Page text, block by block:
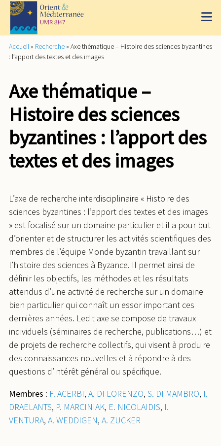
Accueil » Recherche » Axe thématique – Histoire des sciences byzantines
: l’apport des textes et des images
Axe thématique –
Histoire des sciences
byzantines : l’apport des
textes et des images
L’axe de recherche interdisciplinaire « Histoire des
sciences byzantines : l’apport des textes et des images
» est focalisé sur un domaine particulier et il a pour but
d’orienter et de structurer les activités scientifiques des
membres de l’équipe Monde byzantin travaillant sur
l’histoire des sciences à Byzance. Il permet ainsi de
définir les objectifs, les méthodes et les résultats
attendus d’une activité de recherche sur un domaine
bien particulier qui connaît un essor important ces
dernières années. Ledit axe se compose de travaux
individuels (séminaires de recherche, publications…) et
de projets de recherche collectifs, qui visent à produire
des connaissances nouvelles et à répondre à des
questions d’intérêt général ou spécifique.
Membres : F. ACERBI, A. DI LORENZO, S. DI MAMBRO, I.
DRAELANTS, P. MARCINIAK, E. NICOLAIDIS, I.
VENTURA, A. WEDDIGEN, A. ZUCKER